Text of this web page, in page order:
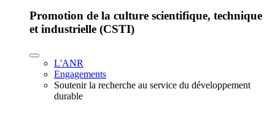
Promotion de la culture scientifique, technique
et industrielle (CSTI)
L'ANR
Engagements
Soutenir la recherche au service du développement
durable